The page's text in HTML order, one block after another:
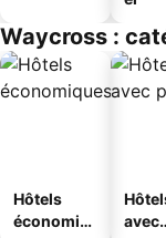
Waycross :
Hôtels
économiq
avec